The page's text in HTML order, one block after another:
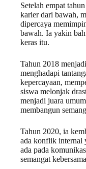
Setelah empat
karier dari bawah,
dipercaya
bawah. Ia yakin
keras itu.
Tahun 2018
menghadapi
kepercayaan,
siswa melonjak
menjadi juara
membangun
Tahun 2020, ia
ada konflik internal
ada pada
semangat